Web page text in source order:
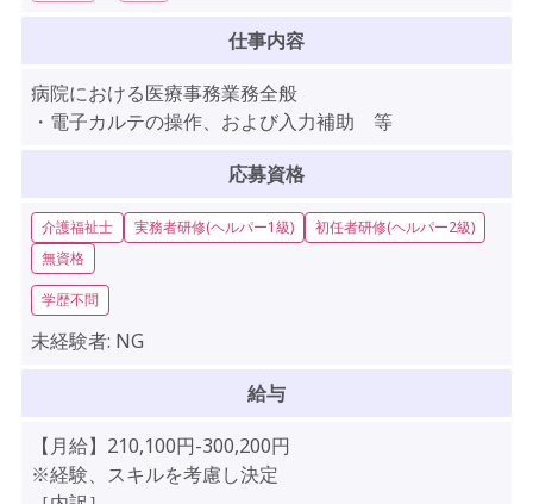
仕事内容
病院における医療事務業務全般
・電子カルテの操作、および入力補助 等
応募資格
介護福祉士 実務者研修(ヘルパー1級)
初任者研修(ヘルパー2級)
無資格
学歴不問
未経験者: NG
給与
【月給】210,100円-300,200円
※経験、スキルを考慮し決定